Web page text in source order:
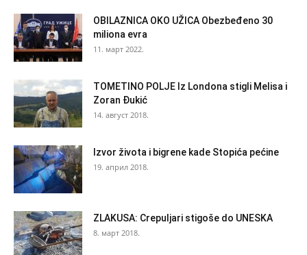
OBILAZNICA OKO UŽICA Obezbeđeno 30
miliona evra
11. март 2022.
TOMETINO POLJE Iz Londona stigli Melisa i
Zoran Đukić
14. август 2018.
Izvor života i bigrene kade Stopića pećine
19. април 2018.
ZLAKUSA: Crepuljari stigoše do UNESKA
8. март 2018.